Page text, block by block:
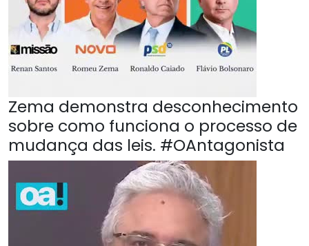
Zema demonstra desconhecimento
sobre como funciona o processo de
mudança das leis. #OAntagonista